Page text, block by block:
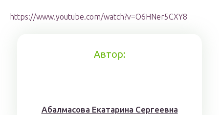
https://www.youtube.com/watch?v=O6HNer5CXY8
Автор:
Aбaлмaсoвa Eкaтaринa Ceргeeвнa